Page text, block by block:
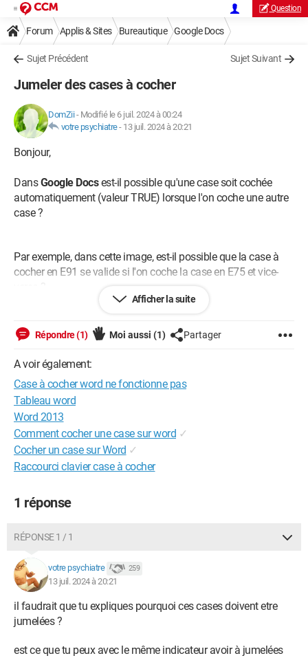
Question
Forum Applis & Sites Bureautique Google Docs
Sujet Précédent Sujet Suivant
Jumeler des cases à cocher
DomZii- Modifié le 6 juil. 2024 à 00:24
votre psychiatre- 13 juil. 2024 à 20:21
Bonjour,
DansGoogle Docsest-il possible qu'une case soit cochée
automatiquement (valeur TRUE) lorsque l'on coche une autre
case ?
Par exemple, dans cette image, est-il possible que la case à
cocher en E91 se valide si l'on coche la case en E75 et vice-
Afficher la suite
Répondre (1) Moi aussi (1) Partager
A voir également:
Case à cocher word ne fonctionne pas
Tableau word
Word 2013
Comment cocher une case sur word ✓
Cocher un case sur Word ✓
Raccourci clavier case à cocher
1 réponse
RÉPONSE 1 / 1
votre psychiatre 259
13 juil. 2024 à 20:21
il faudrait que tu expliques pourquoi ces cases doivent etre
jumelées ?
est ce que tu peux avec le même indicateur avoir à jumelées